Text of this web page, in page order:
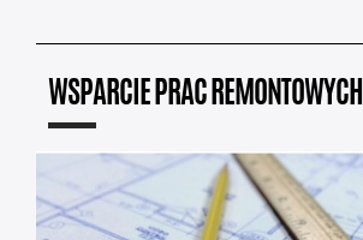
WSPARCIE PRAC REMONTOWYCH